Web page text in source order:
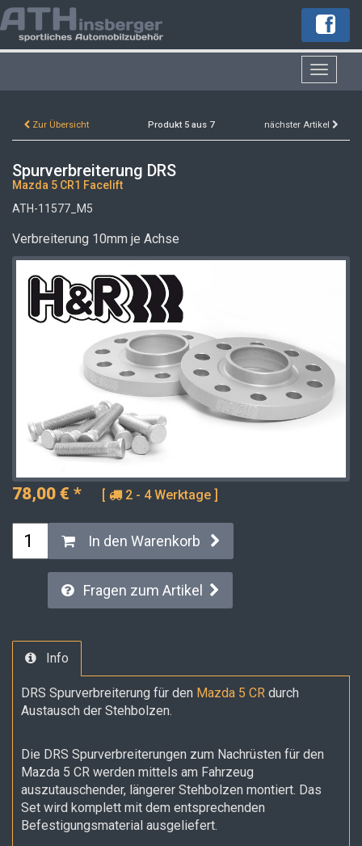
Toggle
Zur Übersicht Produkt 5 aus 7 nächster Artikel
Spurverbreiterung DRS
Mazda 5 CR1 Facelift
ATH-11577_M5
Verbreiterung 10mm je Achse
78,00 € * 2 - 4 Werktage ]
In den Warenkorb
Fragen zum Artikel
Info
DRS Spurverbreiterung für den Mazda 5 CR durch
Austausch der Stehbolzen.
Die DRS Spurverbreiterungen zum Nachrüsten für den
Mazda 5 CR werden mittels am Fahrzeug
auszutauschender, längerer Stehbolzen montiert. Das
Set wird komplett mit dem entsprechenden
Befestigungsmaterial ausgeliefert.